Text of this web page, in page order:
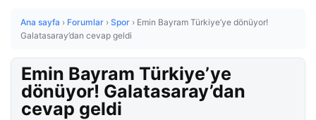
Ana sayfa › Forumlar › Spor › Emin Bayram Türkiye’ye dönüyor!
Galatasaray’dan cevap geldi
Emin Bayram Türkiye’ye
dönüyor! Galatasaray’dan
cevap geldi